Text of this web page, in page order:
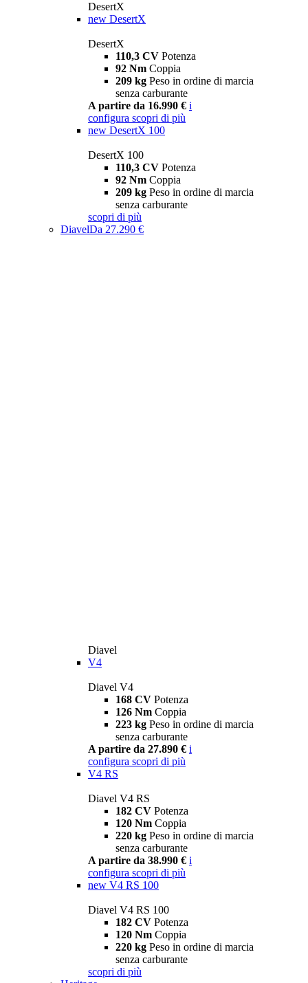
DesertX
new DesertX
DesertX
110,3 CV Potenza
92 Nm Coppia
209 kg Peso in ordine di marcia
senza carburante
A partire da 16.990 € i
configura scopri di più
new DesertX 100
DesertX 100
110,3 CV Potenza
92 Nm Coppia
209 kg Peso in ordine di marcia
senza carburante
scopri di più
DiavelDa 27.290 €
Diavel
V4
Diavel V4
168 CV Potenza
126 Nm Coppia
223 kg Peso in ordine di marcia
senza carburante
A partire da 27.890 € i
configura scopri di più
V4 RS
Diavel V4 RS
182 CV Potenza
120 Nm Coppia
220 kg Peso in ordine di marcia
senza carburante
A partire da 38.990 € i
configura scopri di più
new V4 RS 100
Diavel V4 RS 100
182 CV Potenza
120 Nm Coppia
220 kg Peso in ordine di marcia
senza carburante
scopri di più